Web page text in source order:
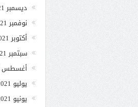
ديسمبر 2021
نوفمبر 2021
أكتوبر 2021
سبتمبر 2021
أغسطس 2021
يوليو 2021
يونيو 2021